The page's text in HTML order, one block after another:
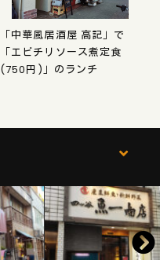
「中華風居酒屋 高記」で
「エビチリソース煮定食
(750円)」のランチ